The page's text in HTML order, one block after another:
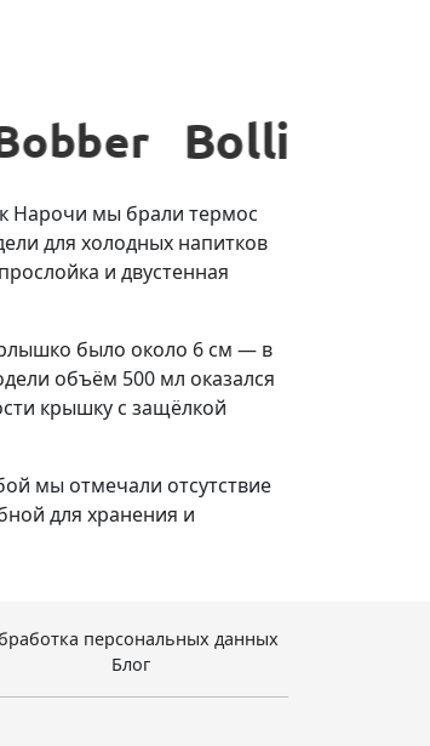
Нарочи мы брали термос
для холодных напитков
и двустенная
было около 6 см — в
объём 500 мл оказался
крышку с защёлкой
мы отмечали отсутствие
для хранения и
персональных данных
Блог